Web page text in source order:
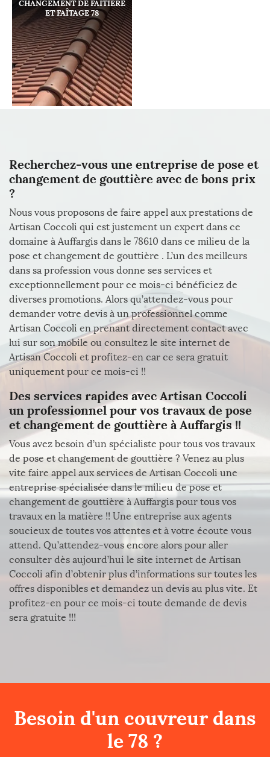
CHANGEMENT DE FAÎTIÈRE
ET FAÎTAGE 78
Recherchez-vous une entreprise de pose et
changement de gouttière avec de bons prix
?
Nous vous proposons de faire appel aux prestations de
Artisan Coccoli qui est justement un expert dans ce
domaine à Auffargis dans le 78610 dans ce milieu de la
pose et changement de gouttière . L’un des meilleurs
dans sa profession vous donne ses services et
exceptionnellement pour ce mois-ci bénéficiez de
diverses promotions. Alors qu’attendez-vous pour
demander votre devis à un professionnel comme
Artisan Coccoli en prenant directement contact avec
lui sur son mobile ou consultez le site internet de
Artisan Coccoli et profitez-en car ce sera gratuit
uniquement pour ce mois-ci !!
Des services rapides avec Artisan Coccoli
un professionnel pour vos travaux de pose
et changement de gouttière à Auffargis !!
Vous avez besoin d’un spécialiste pour tous vos travaux
de pose et changement de gouttière ? Venez au plus
vite faire appel aux services de Artisan Coccoli une
entreprise spécialisée dans le milieu de pose et
changement de gouttière à Auffargis pour tous vos
travaux en la matière !! Une entreprise aux agents
soucieux de toutes vos attentes et à votre écoute vous
attend. Qu’attendez-vous encore alors pour aller
consulter dès aujourd’hui le site internet de Artisan
Coccoli afin d’obtenir plus d’informations sur toutes les
offres disponibles et demandez un devis au plus vite. Et
profitez-en pour ce mois-ci toute demande de devis
sera gratuite !!!
Besoin d'un couvreur dans
le 78 ?